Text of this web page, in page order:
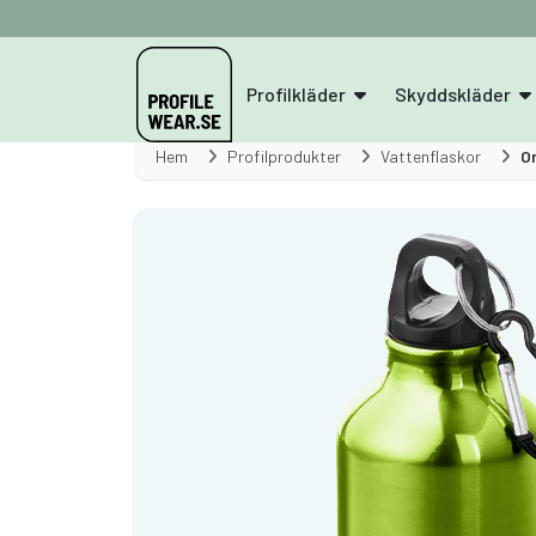
Profilkläder Skyddskläder
Hem Profilprodukter Vattenflaskor